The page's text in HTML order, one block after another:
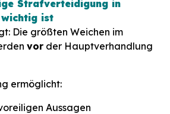
Strafverteidigung in
wichtig ist
Die größten Weichen im
vor der Hauptverhandlung
ermöglicht:
Aussagen